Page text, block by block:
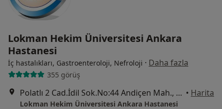
Lokman Hekim Üniversitesi Ankara
Hastanesi
İç hastalıkları, Gastroenteroloji, Nefroloji · Daha fazla
355 görüş
Polatlı 2 Cad.İdil Sok.No:44 Andiçen Mah., Sincan • Harita
Lokman Hekim Üniversitesi Ankara Hastanesi